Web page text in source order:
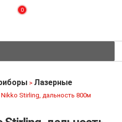
0
> Лазерные
Stirling, дальность 800м